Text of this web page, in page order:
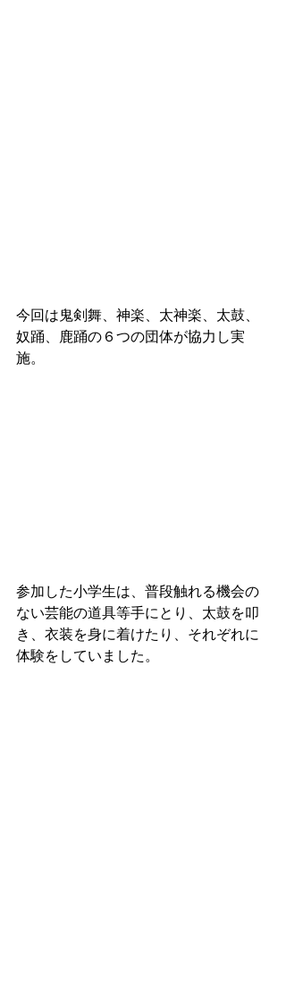
今回は鬼剣舞、神楽、太神楽、太鼓、
奴踊、鹿踊の６つの団体が協力し実
施。
参加した小学生は、普段触れる機会の
ない芸能の道具等手にとり、太鼓を叩
き、衣装を身に着けたり、それぞれに
体験をしていました。